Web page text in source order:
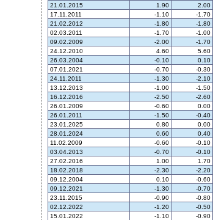
21.01.2015
1.90 2.00
17.11.2011
-1.10 -1.70
21.02.2012
-1.80 -1.80
02.03.2011
-1.70 -1.00
09.02.2009
-2.00 -1.70
24.12.2010
4.60 5.60
26.03.2004
-0.10 0.10
07.01.2021
-0.70 -0.30
24.11.2011
-1.30 -2.10
13.12.2013
-1.00 -1.50
16.12.2016
-2.50 -2.60
26.01.2009
-0.60 0.00
26.01.2011
-1.50 -0.40
23.01.2025
0.80 0.00
28.01.2024
0.60 0.40
11.02.2009
-0.60 -0.10
03.04.2013
-0.70 -0.10
27.02.2016
1.00 1.70
18.02.2018
-2.30 -2.20
09.12.2004
0.10 -0.60
09.12.2021
-1.30 -0.70
23.11.2015
-0.90 -0.80
02.12.2022
-1.20 -0.50
15.01.2022
-1.10 -0.90